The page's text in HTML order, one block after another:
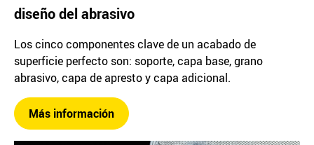
diseño del abrasivo
Los cinco componentes clave de un acabado de
superficie perfecto son: soporte, capa base, grano
abrasivo, capa de apresto y capa adicional.
Más información